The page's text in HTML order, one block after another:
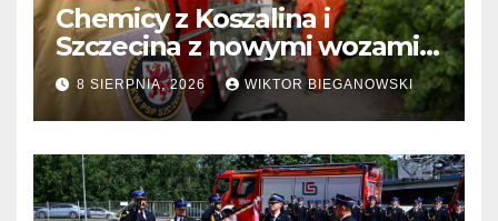
Chemicy z Koszalina i
Szczecina z nowymi wozami –
wyłoniono wykonawcę
8 SIERPNIA, 2026 WIKTOR BIEGANOWSKI